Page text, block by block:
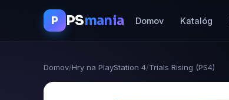
P PSmania Domov Katalóg
Domov/Hry na PlayStation 4/Trials Rising (PS4)